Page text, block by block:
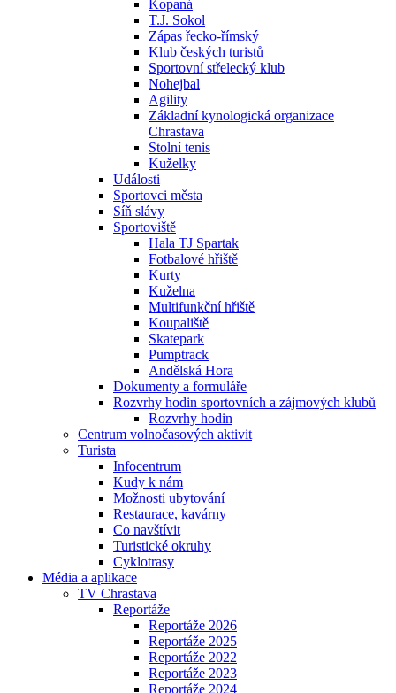
Kopaná
T.J. Sokol
Zápas řecko-římský
Klub českých turistů
Sportovní střelecký klub
Nohejbal
Agility
Základní kynologická organizace
Chrastava
Stolní tenis
Kuželky
Události
Sportovci města
Síň slávy
Sportoviště
Hala TJ Spartak
Fotbalové hřiště
Kurty
Kuželna
Multifunkční hřiště
Koupaliště
Skatepark
Pumptrack
Andělská Hora
Dokumenty a formuláře
Rozvrhy hodin sportovních a zájmových klubů
Rozvrhy hodin
Centrum volnočasových aktivit
Turista
Infocentrum
Kudy k nám
Možnosti ubytování
Restaurace, kavárny
Co navštívit
Turistické okruhy
Cyklotrasy
Média a aplikace
TV Chrastava
Reportáže
Reportáže 2026
Reportáže 2025
Reportáže 2022
Reportáže 2023
Reportáže 2024